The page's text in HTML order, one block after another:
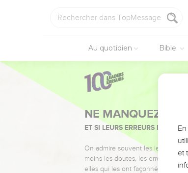
Au quotidien Bible
NE MANQUEZ PAS
ET SI LEURS ERREURS
On admire souvent les leaders
moins les doutes, les erreurs et
elles qui les ont façonnés.
et